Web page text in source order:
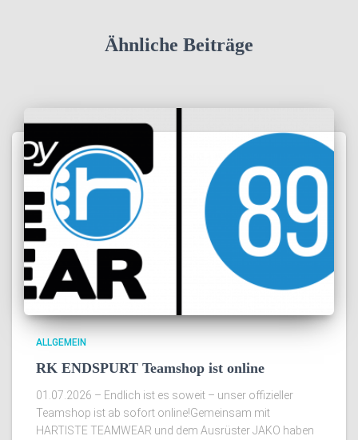
Ähnliche Beiträge
ALLGEMEIN
RK ENDSPURT Teamshop ist online
01.07.2026 – Endlich ist es soweit – unser offizieller
Teamshop ist ab sofort online!Gemeinsam mit
HARTISTE TEAMWEAR und dem Ausrüster JAKO haben